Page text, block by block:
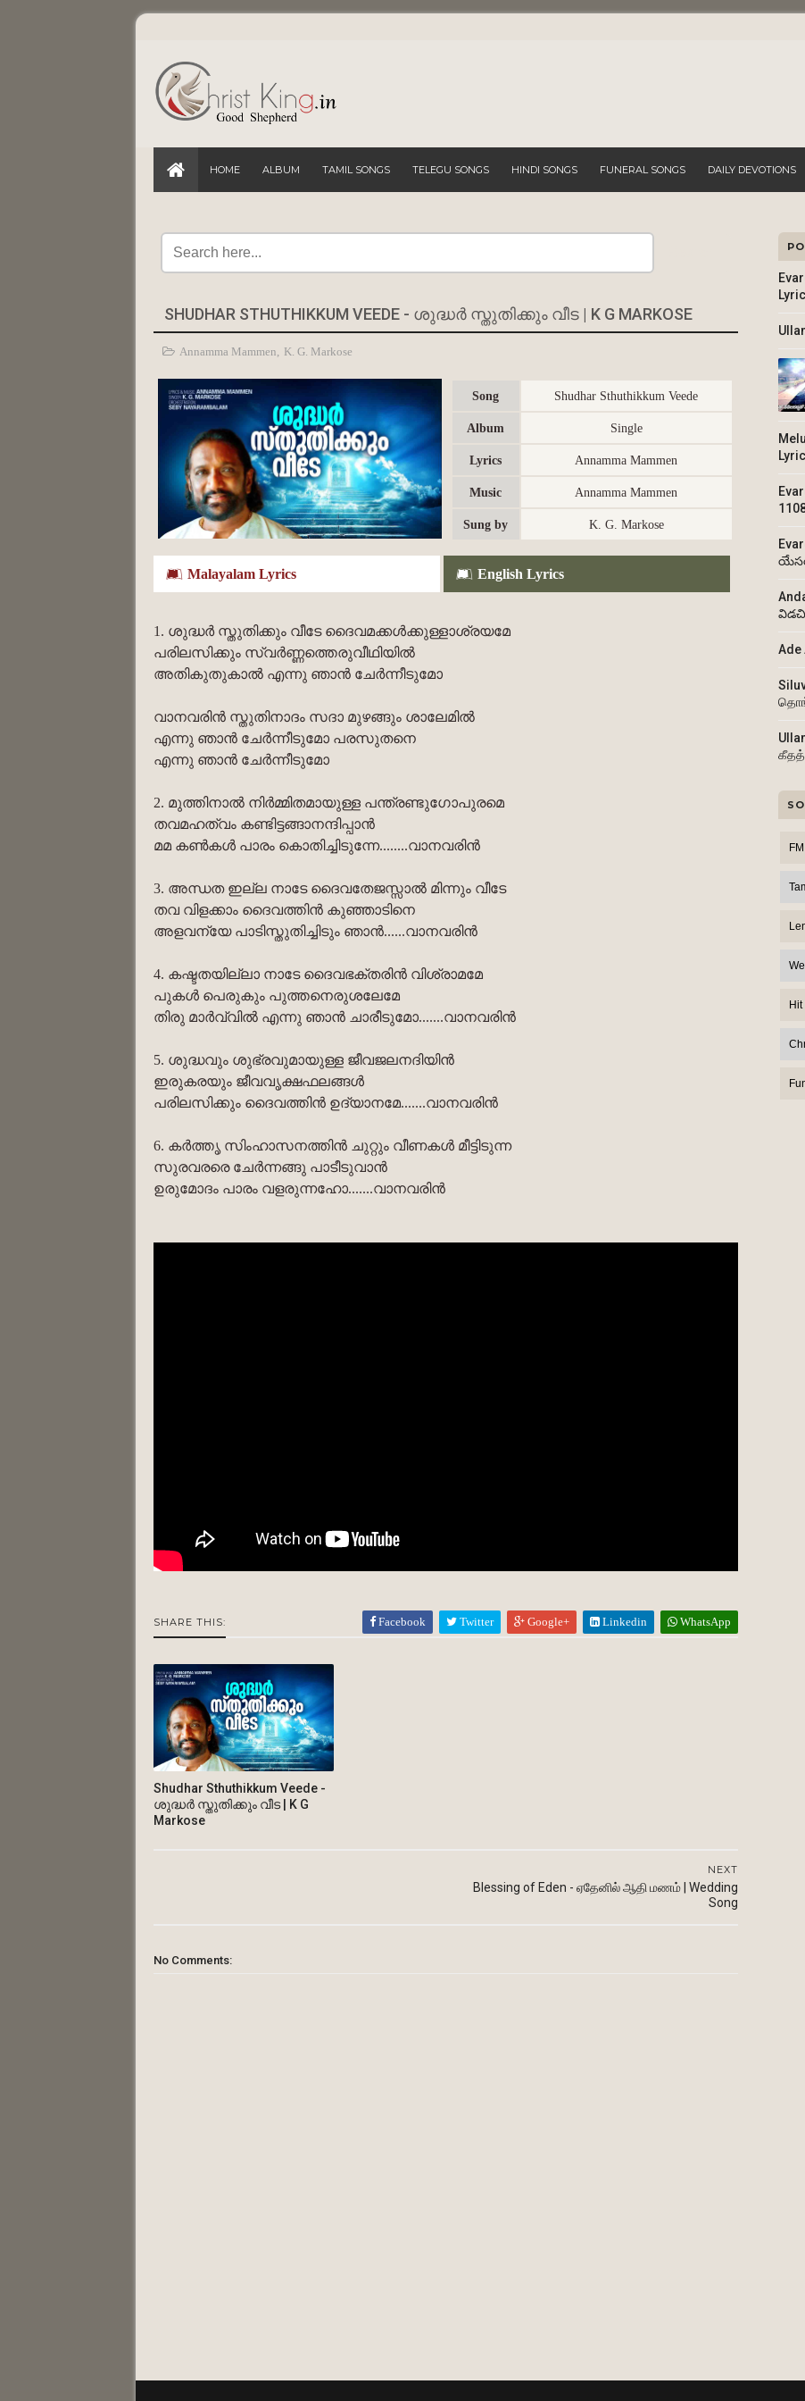
HOME ALBUM TAMIL SONGS TELEGU SONGS HINDI SONGS FUNERAL SONGS DAILY DEVOTIONS
SHUDHAR STHUTHIKKUM VEEDE - ശുദ്ധർ സ്തുതിക്കും വീട | K G MARKOSE
Annamma Mammen, K. G. Markose
Song Shudhar Sthuthikkum Veede
Album Single
Lyrics Annamma Mammen
Music Annamma Mammen
Sung by K. G. Markose
Malayalam Lyrics English Lyrics
1. ശുദ്ധർ സ്തുതിക്കും വീടേ ദൈവമക്കൾക്കുള്ളാശ്രയമേ
പരിലസിക്കും സ്വർണ്ണത്തെരുവീഥിയിൽ
അതികുതുകാൽ എന്നു ഞാൻ ചേർന്നീടുമോ
വാനവരിൻ സ്തുതിനാദം സദാ മുഴങ്ങും ശാലേമിൽ
എന്നു ഞാൻ ചേർന്നീടുമോ പരസുതനെ
എന്നു ഞാൻ ചേർന്നീടുമോ
2. മുത്തിനാൽ നിർമ്മിതമായുള്ള പന്ത്രണ്ടുഗോപുരമെ
തവമഹത്വം കണ്ടിട്ടങ്ങാനന്ദിപ്പാൻ
മമ കൺകൾ പാരം കൊതിച്ചിടുന്നേ........വാനവരിൻ
3. അന്ധത ഇല്ല നാടേ ദൈവതേജസ്സാൽ മിന്നും വീടേ
തവ വിളക്കാം ദൈവത്തിൻ കുഞ്ഞാടിനെ
അളവന്യേ പാടിസ്തുതിച്ചിടും ഞാൻ......വാനവരിൻ
4. കഷ്ടതയില്ലാ നാടേ ദൈവഭക്തരിൻ വിശ്രാമമേ
പുകൾ പെരുകും പുത്തനെരുശലേമേ
തിരു മാർവ്വിൽ എന്നു ഞാൻ ചാരീടുമോ.......വാനവരിൻ
5. ശുദ്ധവും ശുഭ്രവുമായുള്ള ജീവജലനദിയിൻ
ഇരുകരയും ജീവവൃക്ഷഫലങ്ങൾ
പരിലസിക്കും ദൈവത്തിൻ ഉദ്യാനമേ.......വാനവരിൻ
6. കർത്തൃ സിംഹാസനത്തിൻ ചുറ്റും വീണകൾ മീട്ടിടുന്ന
സുരവരരെ ചേർന്നങ്ങു പാടീടുവാൻ
ഉരുമോദം പാരം വളരുന്നഹോ.......വാനവരിൻ
SHARE THIS: Facebook Twitter Google+ Linkedin WhatsApp
Shudhar Sthuthikkum Veede -
ശുദ്ധർ സ്തുതിക്കും വീട | K G
Markose
NEXT
Blessing of Eden - ஏதேனில் ஆதி மணம் | Wedding
Song
No Comments:
Ade